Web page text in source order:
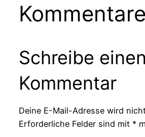
Kommentare
Schreibe einen
Kommentar
Deine E-Mail-Adresse wird
Erforderliche Felder sind mit *